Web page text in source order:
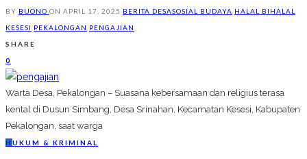
BY BUONO ON APRIL 17, 2025 BERITA DESASOSIAL BUDAYA HALAL BIHALAL
KESESI PEKALONGAN PENGAJIAN
SHARE
0
Warta Desa, Pekalongan – Suasana kebersamaan dan religius terasa
kental di Dusun Simbang, Desa Srinahan, Kecamatan Kesesi, Kabupaten
Pekalongan, saat warga
H UKUM & KRIMINAL